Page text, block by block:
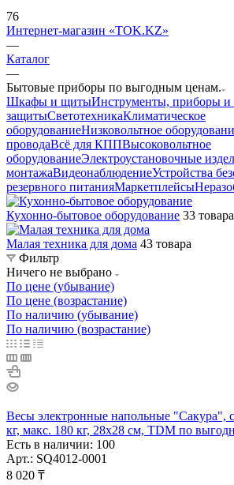
76
Интернет-магазин «TOK.KZ»
—
Каталог
—
Бытовые приборы по выгодным ценам.
Шкафы и щитыИнструменты, приборы и
защитыСветотехникаКлиматическое
оборудованиеНизковольтное
проводаВсё для КППВысоковольтное
оборудованиеЭлектроустановочные
монтажаВидеонаблюдениеУстройства
резервного питанияМаркетплейсы
Кухонно-бытовое оборудование 33 товара
Малая техника для дома 43 товара
Фильтр
Ничего не выбрано
По цене (убывание)
По цене (возрастание)
По наличию (убывание)
По наличию (возрастание)
Весы электронные напольные "Сакура",
кг, макс. 180 кг, 28х28 см, TDM по
Есть в наличии: 100
Арт.: SQ4012-0001
8 020 ₸